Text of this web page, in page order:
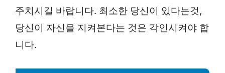
주치시길 바랍니다. 최소한 당신이 있다는것,
당신이 자신을 지켜본다는 것은 각인시켜야 합
니다.